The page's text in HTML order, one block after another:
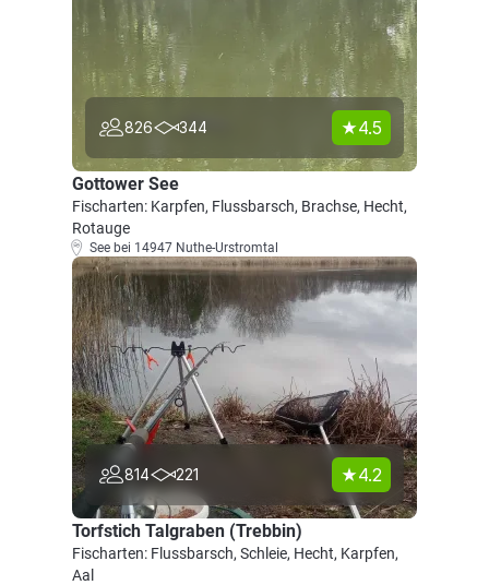
826 344 4.5
Gottower See
Fischarten: Karpfen, Flussbarsch, Brachse, Hecht,
Rotauge
See bei 14947 Nuthe-Urstromtal
814 221 4.2
Torfstich Talgraben (Trebbin)
Fischarten: Flussbarsch, Schleie, Hecht, Karpfen,
Aal